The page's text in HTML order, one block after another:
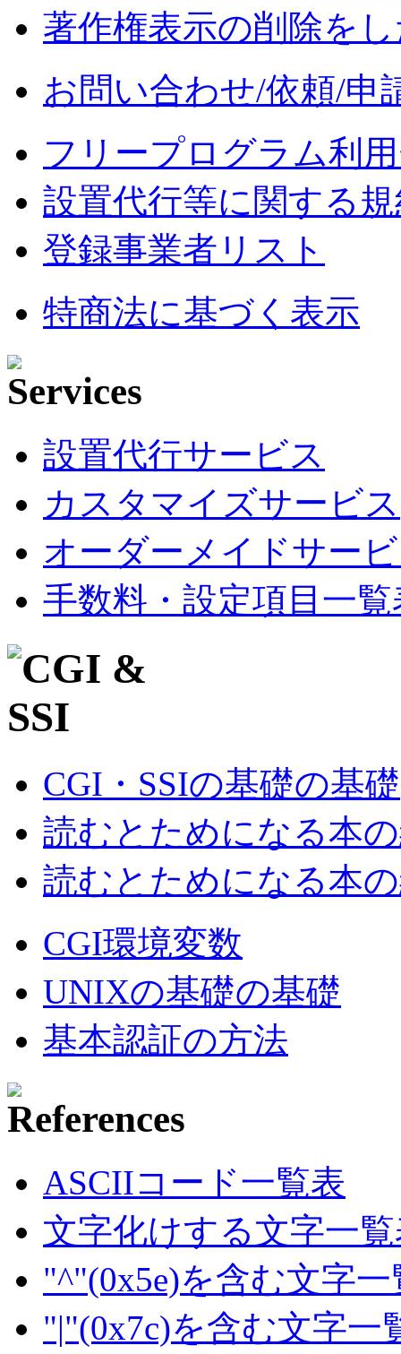
著作権表示の削除を
お問い合わせ/依頼/申
フリープログラム利
設置代行等に関する
登録事業者リスト
特商法に基づく表示
設置代行サービス
カスタマイズサービス
オーダーメイドサー
手数料・設定項目一覧
CGI・SSIの基礎の基礎
読むとためになる本
読むとためになる本
CGI環境変数
UNIXの基礎の基礎
基本認証の方法
ASCIIコード一覧表
文字化けする文字一
"^"(0x5e)を含む文字一
"|"(0x7c)を含む文字一